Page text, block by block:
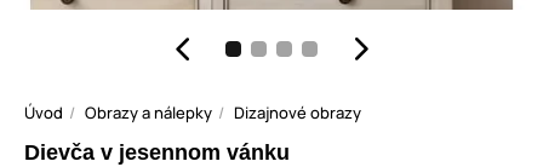
Úvod Obrazy a nálepky Dizajnové obrazy
Dievča v jesennom vánku